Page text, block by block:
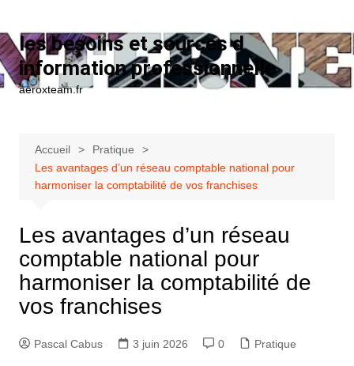
les besoins et sources d
information professionnelle
aeroxteam.fr
Accueil
Pratique
Les avantages d’un réseau comptable national pour
harmoniser la comptabilité de vos franchises
Les avantages d’un réseau
comptable national pour
harmoniser la comptabilité de
vos franchises
Pascal Cabus 3 juin 2026 0 Pratique